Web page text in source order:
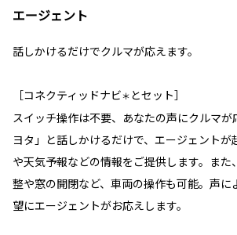
エージェント
話しかけるだけでクルマが応えます。
［コネクティッドナビ＊とセット］
スイッチ操作は不要、あなたの声にクルマが
ヨタ」と話しかけるだけで、エージェントが
や天気予報などの情報をご提供します。また
整や窓の開閉など、車両の操作も可能。声に
望にエージェントがお応えします。